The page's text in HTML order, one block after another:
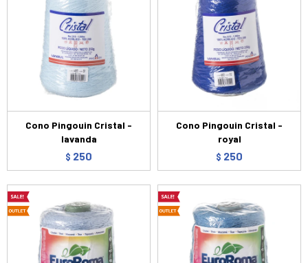
Cono Pingouin Cristal -
lavanda
$ 250
Cono Pingouin Cristal -
royal
$ 250